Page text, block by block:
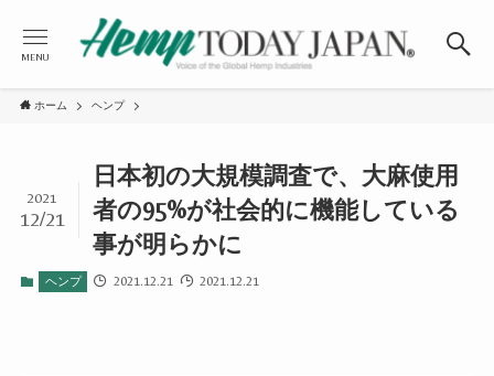
MENU
ホーム ヘンプ
日本初の大規模調査で、大麻使用
者の95%が社会的に機能している
事が明らかに
2021
12/21
ヘンプ 2021.12.21 2021.12.21